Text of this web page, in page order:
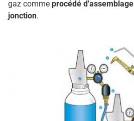
gaz comme procédé d'assemblage
jonction.